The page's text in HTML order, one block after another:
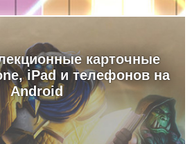
карточные
iPad и телефонов на
Android